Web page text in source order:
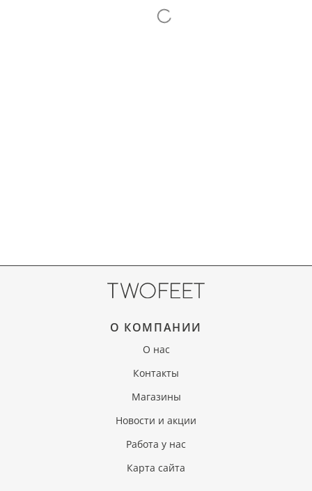
О КОМПАНИИ
О нас
Контакты
Магазины
Новости и акции
Работа у нас
Карта сайта